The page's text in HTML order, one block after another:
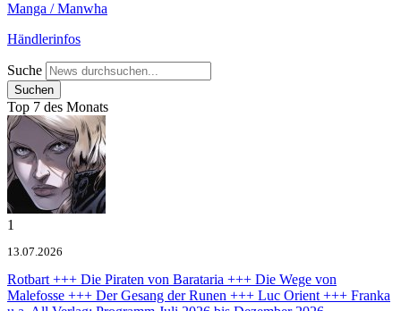
Manga / Manwha
Händlerinfos
Suche
Top 7 des Monats
1
13.07.2026
Rotbart +++ Die Piraten von Barataria +++ Die Wege von
Malefosse +++ Der Gesang der Runen +++ Luc Orient +++ Franka